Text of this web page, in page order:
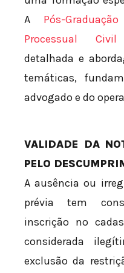
A Pós-
Processual Civil
detalhada e
temáticas,
advogado e do
VALIDADE DA
PELO
A ausência ou
prévia tem
inscrição no
considerada
exclusão da